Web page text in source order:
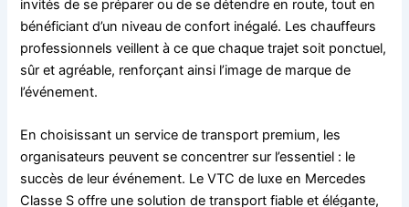
invités de se préparer ou de se détendre en route, tout en
bénéficiant d’un niveau de confort inégalé. Les chauffeurs
professionnels veillent à ce que chaque trajet soit ponctuel,
sûr et agréable, renforçant ainsi l’image de marque de
l’événement.
En choisissant un service de transport premium, les
organisateurs peuvent se concentrer sur l’essentiel : le
succès de leur événement. Le VTC de luxe en Mercedes
Classe S offre une solution de transport fiable et élégante,